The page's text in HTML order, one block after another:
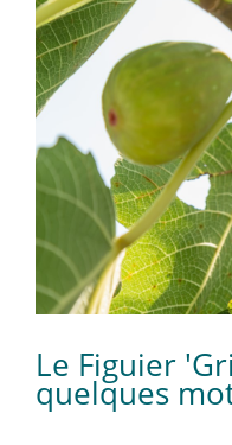
Le Figuier
quelques